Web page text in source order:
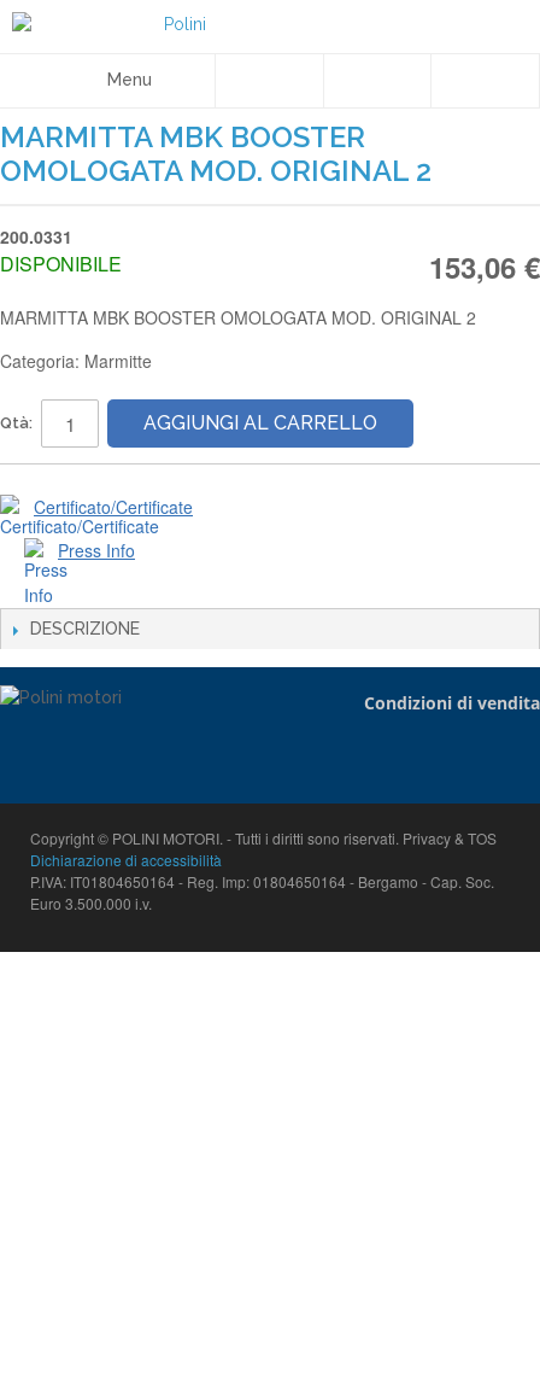
Menu
MARMITTA MBK BOOSTER
OMOLOGATA MOD. ORIGINAL 2
200.0331
153,06 €
DISPONIBILE
MARMITTA MBK BOOSTER OMOLOGATA MOD. ORIGINAL 2
Categoria: Marmitte
Qtà: AGGIUNGI AL CARRELLO
Certificato/Certificate
Press Info
DESCRIZIONE
Condizioni di vendita
Copyright © POLINI MOTORI. - Tutti i diritti sono riservati. Privacy & TOS
Dichiarazione di accessibilità
P.IVA: IT01804650164 - Reg. Imp: 01804650164 - Bergamo - Cap. Soc.
Euro 3.500.000 i.v.